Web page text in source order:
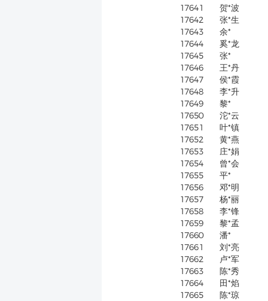
17641
贺*波
17642
张*生
17643
余*
17644
奚*龙
17645
张*
17646
王*丹
17647
侯*霞
17648
李*升
17649
黎*
17650
沱*云
17651
叶*镇
17652
黄*燕
17653
庄*娟
17654
曾*会
17655
平*
17656
邓*明
17657
杨*丽
17658
李*锋
17659
黎*孟
17660
潘*
17661
刘*亮
17662
卢*军
17663
陈*秀
17664
田*焰
17665
陈*琼